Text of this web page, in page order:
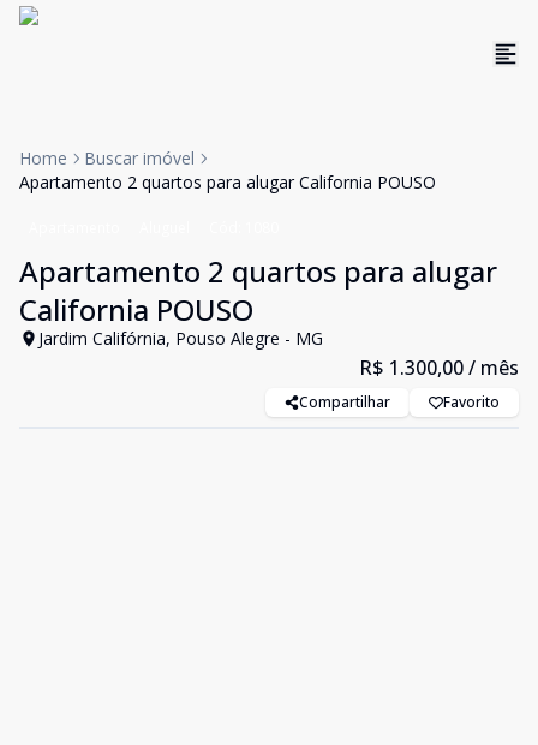
Home
Buscar imóvel
Apartamento 2 quartos para alugar California POUSO
Apartamento 2 quartos para alugar
California POUSO
Jardim Califórnia, Pouso Alegre - MG
R$ 1.300,00/ mês
Compartilhar Favorito